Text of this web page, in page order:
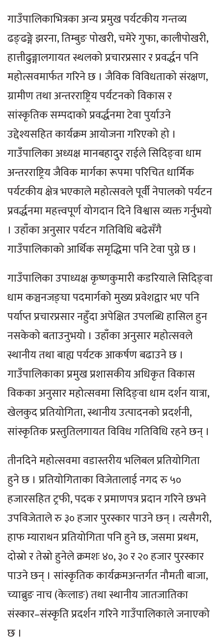
गाउँपालिकाभित्रका अन्य प्रमुख पर्यटकीय गन्तव्य
ढङ्ढङ्गे झरना, तिम्बुङ पोखरी, चमेरे गुफा, कालीपोखरी,
हात्तीढुङ्गालगायत स्थलको प्रचारप्रसार र प्रवर्द्धन पनि
महोत्सवमार्फत गरिने छ । जैविक विविधताको संरक्षण,
ग्रामीण तथा अन्तरराष्ट्रिय पर्यटनको विकास र
सांस्कृतिक सम्पदाको प्रवर्द्धनमा टेवा पुर्याउने
उद्देश्यसहित कार्यक्रम आयोजना गरिएको हो ।
गाउँपालिका अध्यक्ष मानबहादुर राईले सिदिङ्वा धाम
अन्तरराष्ट्रिय जैविक मार्गका रूपमा परिचित धार्मिक
पर्यटकीय क्षेत्र भएकाले महोत्सवले पूर्वी नेपालको पर्यटन
प्रवर्द्धनमा महत्त्वपूर्ण योगदान दिने विश्वास व्यक्त गर्नुभयो
। उहाँका अनुसार पर्यटन गतिविधि बढेसँगै
गाउँपालिकाको आर्थिक समृद्धिमा पनि टेवा पुग्ने छ ।
गाउँपालिका उपाध्यक्ष कृष्णकुमारी कडरियाले सिदिङ्वा
धाम कञ्चनजङ्घा पदमार्गको मुख्य प्रवेशद्वार भए पनि
पर्याप्त प्रचारप्रसार नहुँदा अपेक्षित उपलब्धि हासिल हुन
नसकेको बताउनुभयो । उहाँका अनुसार महोत्सवले
स्थानीय तथा बाह्य पर्यटक आकर्षण बढाउने छ ।
गाउँपालिकाका प्रमुख प्रशासकीय अधिकृत विकास
विकका अनुसार महोत्सवमा सिदिङ्वा धाम दर्शन यात्रा,
खेलकुद प्रतियोगिता, स्थानीय उत्पादनको प्रदर्शनी,
सांस्कृतिक प्रस्तुतिलगायत विविध गतिविधि रहने छन् ।
तीनदिने महोत्सवमा वडास्तरीय भलिबल प्रतियोगिता
हुने छ । प्रतियोगिताका विजेतालाई नगद रु ५०
हजारसहित ट्रफी, पदक र प्रमाणपत्र प्रदान गरिने छभने
उपविजेताले रु ३० हजार पुरस्कार पाउने छन् । त्यसैगरी,
हाफ म्याराथन प्रतियोगिता पनि हुने छ, जसमा प्रथम,
दोस्रो र तेस्रो हुनेले क्रमशः ४०, ३० र २० हजार पुरस्कार
पाउने छन् । सांस्कृतिक कार्यक्रमअन्तर्गत नौमती बाजा,
च्याब्रुङ नाच (केःलाङ) तथा स्थानीय जातजातिका
संस्कार–संस्कृति प्रदर्शन गरिने गाउँपालिकाले जनाएको
छ ।